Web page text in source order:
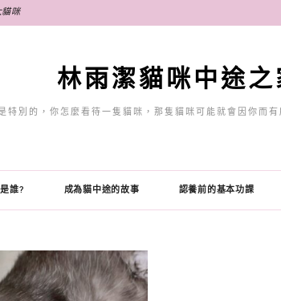
貓咪
林雨潔貓咪中途之
特別的，你怎麼看待一隻貓咪，那隻貓咪可能就會因你而
誰? 成為貓中途的故事 認養前的基本功課